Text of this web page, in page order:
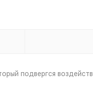
подвергся